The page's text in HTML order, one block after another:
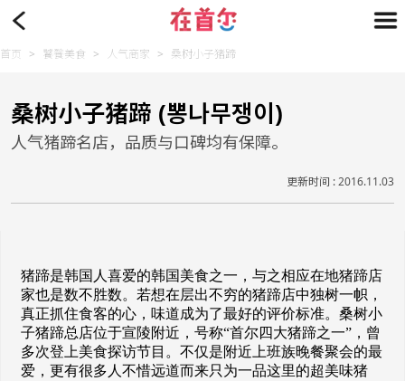
首页 > 饕餮美食 > 人气商家 > 桑树小子猪蹄
桑树小子猪蹄 (뽕나무쟁이)
人气猪蹄名店，品质与口碑均有保障。
更新时间 : 2016.11.03
猪蹄是韩国人喜爱的韩国美食之一，与之相应在地猪蹄店
家也是数不胜数。若想在层出不穷的猪蹄店中独树一帜，
真正抓住食客的心，味道成为了最好的评价标准。桑树小
子猪蹄总店位于宣陵附近，号称“首尔四大猪蹄之一”，曾
多次登上美食探访节目。不仅是附近上班族晚餐聚会的最
爱，更有很多人不惜远道而来只为一品这里的超美味猪